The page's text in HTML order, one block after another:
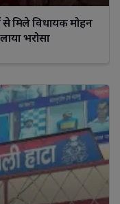
मिले विधायक मोहन
भरोसा